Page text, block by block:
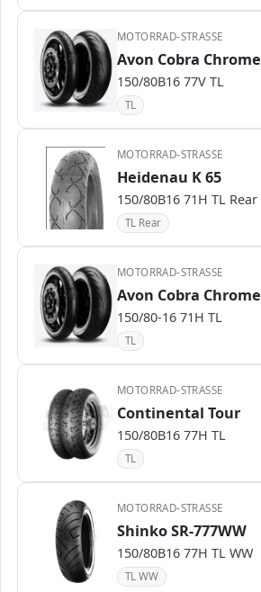
MOTORRAD-STRASSE
Avon Cobra Chrome
150/80B16 77V TL
TL
MOTORRAD-STRASSE
Heidenau K 65
150/80B16 71H TL Rear
TL Rear
MOTORRAD-STRASSE
Avon Cobra Chrome
150/80-16 71H TL
TL
MOTORRAD-STRASSE
Continental Tour
150/80B16 77H TL
TL
MOTORRAD-STRASSE
Shinko SR-777WW
150/80B16 77H TL WW
TL WW